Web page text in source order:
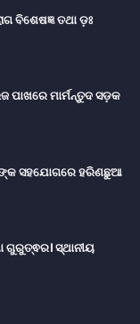
ବିଶେଷଜ୍ଞ ତଥା ଡ଼ଃ
ପାଖରେ ମାର୍ମନ୍ତୁଦ ସଡ଼କ
ସହଯୋଗରେ ହରିଣଛୁଆ
ଗୁରୁତ୍ଵର। ସ୍ଥାନୀୟ